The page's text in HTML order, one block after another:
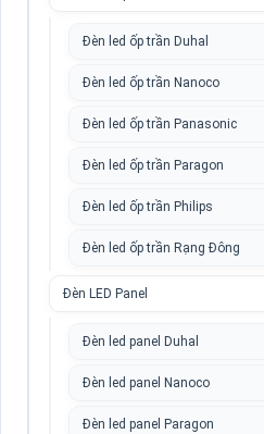
Đèn led ốp trần Duhal
Đèn led ốp trần Nanoco
Đèn led ốp trần Panasonic
Đèn led ốp trần Paragon
Đèn led ốp trần Philips
Đèn led ốp trần Rạng Đông
Đèn LED Panel
Đèn led panel Duhal
Đèn led panel Nanoco
Đèn led panel Paragon